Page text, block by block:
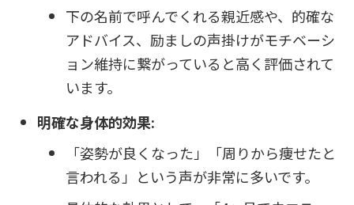
下の名前で呼んでくれる親近感や、的確な
アドバイス、励ましの声掛けがモチベーシ
ョン維持に繋がっていると高く評価されて
います。
明確な身体的効果:
「姿勢が良くなった」「周りから痩せたと
言われる」という声が非常に多いです。